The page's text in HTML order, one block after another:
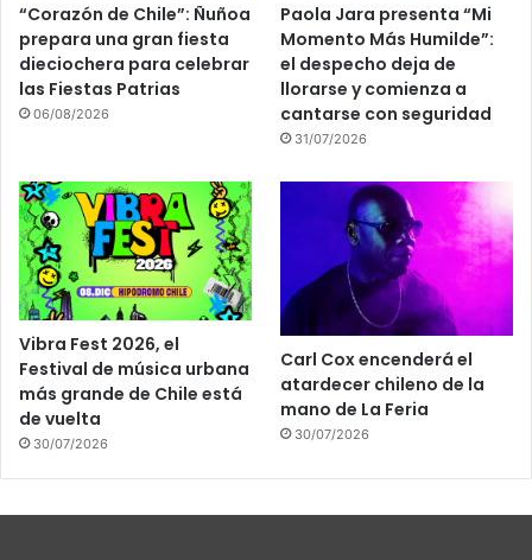
“Corazón de Chile”: Ñuñoa
prepara una gran fiesta
dieciochera para celebrar
las Fiestas Patrias
06/08/2026
Paola Jara presenta “Mi
Momento Más Humilde”:
el despecho deja de
llorarse y comienza a
cantarse con seguridad
31/07/2026
Vibra Fest 2026, el
Festival de música urbana
más grande de Chile está
de vuelta
30/07/2026
Carl Cox encenderá el
atardecer chileno de la
mano de La Feria
30/07/2026